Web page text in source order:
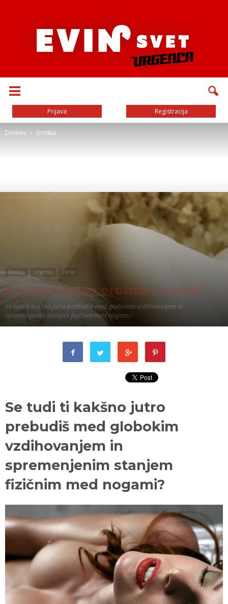
Prijava Registracija
Domov Erotika
Erotika Urgenca Zanjo
Kaj pomenijo erotične sanje?
Se tudi ti kakšno jutro prebudiš med globokim vzdihovanjem in
spremenjenim stanjem fizičnim med nogami?
Se tudi ti kakšno jutro
prebudiš med globokim
vzdihovanjem in
spremenjenim stanjem
fizičnim med nogami?